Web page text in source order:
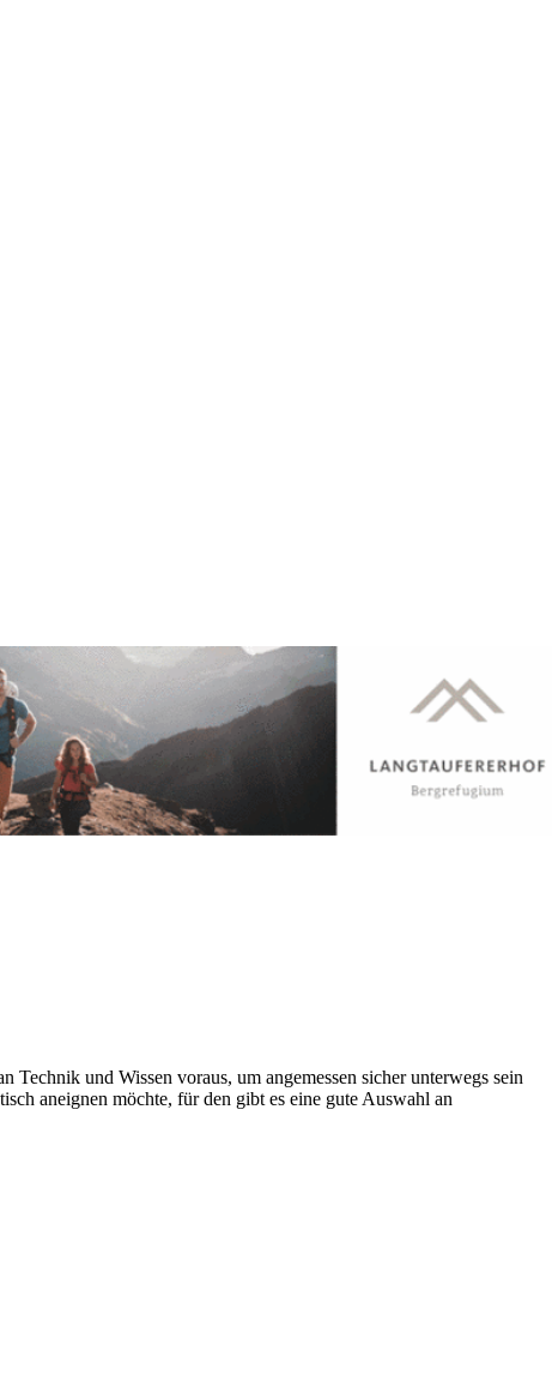
und Wissen voraus, um angemessen sicher unterwegs sein
aneignen möchte, für den gibt es eine gute Auswahl an